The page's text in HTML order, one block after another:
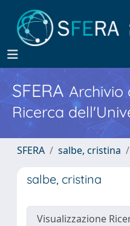
SFERA Archivio
Ricerca
SFERA salbe, cristina
salbe, cristina
Visualizzazione